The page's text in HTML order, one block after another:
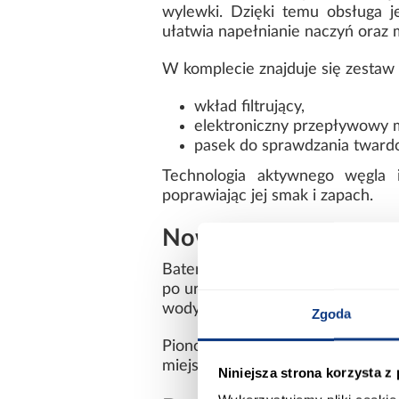
Zgoda
Niniejsza strona korzysta z
wylewki. Dzięki temu obsługa
ułatwia napełnianie naczyń oraz
W komplecie znajduje się
wkład filtrujący,
elektroniczny przepływowy
pasek do sprawdzania
Technologia aktywnego
poprawiając jej smak i zapach.
Nowoczesna bateria
Bateria OMNIRES SWITCH
po uruchomieniu mieszacza
wody podczas codziennych
Pionowa pozycja startowa
miejsca na ruch mieszacza. To